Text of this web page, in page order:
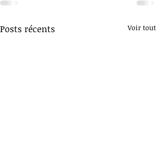
Posts récents Voir tout